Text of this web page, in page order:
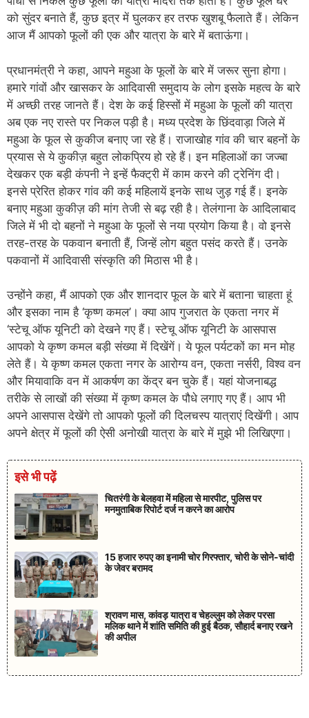
को सुंदर बनाते हैं, कुछ इत्र में घुलकर हर तरफ खुशबू फैलाते हैं। लेकिन
आज मैं आपको फूलों की एक और यात्रा के बारे में बताऊंगा।
प्रधानमंत्री ने कहा, आपने महुआ के फूलों के बारे में जरूर सुना होगा।
हमारे गांवों और खासकर के आदिवासी समुदाय के लोग इसके महत्व के बारे
में अच्छी तरह जानते हैं। देश के कई हिस्सों में महुआ के फूलों की यात्रा
अब एक नए रास्ते पर निकल पड़ी है। मध्य प्रदेश के छिंदवाड़ा जिले में
महुआ के फूल से कुकीज बनाए जा रहे हैं। राजाखोह गांव की चार बहनों के
प्रयास से ये कुकीज़ बहुत लोकप्रिय हो रहे हैं। इन महिलाओं का जज्बा
देखकर एक बड़ी कंपनी ने इन्हें फैक्ट्री में काम करने की ट्रेनिंग दी।
इनसे प्रेरित होकर गांव की कई महिलायें इनके साथ जुड़ गई हैं। इनके
बनाए महुआ कुकीज़ की मांग तेजी से बढ़ रही है। तेलंगाना के आदिलाबाद
जिले में भी दो बहनों ने महुआ के फूलों से नया प्रयोग किया है। वो इनसे
तरह-तरह के पकवान बनाती हैं, जिन्हें लोग बहुत पसंद करते हैं। उनके
पकवानों में आदिवासी संस्कृति की मिठास भी है।
उन्होंने कहा, मैं आपको एक और शानदार फूल के बारे में बताना चाहता हूं
और इसका नाम है ‘कृष्ण कमल’। क्या आप गुजरात के एकता नगर में
‘स्टेचू ऑफ यूनिटी को देखने गए हैं। स्टेचू ऑफ यूनिटी के आसपास
आपको ये कृष्ण कमल बड़ी संख्या में दिखेंगें। ये फूल पर्यटकों का मन मोह
लेते हैं। ये कृष्ण कमल एकता नगर के आरोग्य वन, एकता नर्सरी, विश्व वन
और मियावाकि वन में आकर्षण का केंद्र बन चुके हैं। यहां योजनाबद्ध
तरीके से लाखों की संख्या में कृष्ण कमल के पौधे लगाए गए हैं। आप भी
अपने आसपास देखेंगे तो आपको फूलों की दिलचस्प यात्राएं दिखेंगी। आप
अपने क्षेत्र में फूलों की ऐसी अनोखी यात्रा के बारे में मुझे भी लिखिएगा।
इसे भी पढ़ें
चितरंगी के बेलहवा में महिला से मारपीट, पुलिस पर
मनमुताबिक रिपोर्ट दर्ज न करने का आरोप
15 हजार रुपए का इनामी चोर गिरफ्तार, चोरी के सोने-चांदी
के जेवर बरामद
श्रावण मास, कांवड़ यात्रा व चेहल्लुम को लेकर परसा
मलिक थाने में शांति समिति की हुई बैठक, सौहार्द बनाए रखने
की अपील